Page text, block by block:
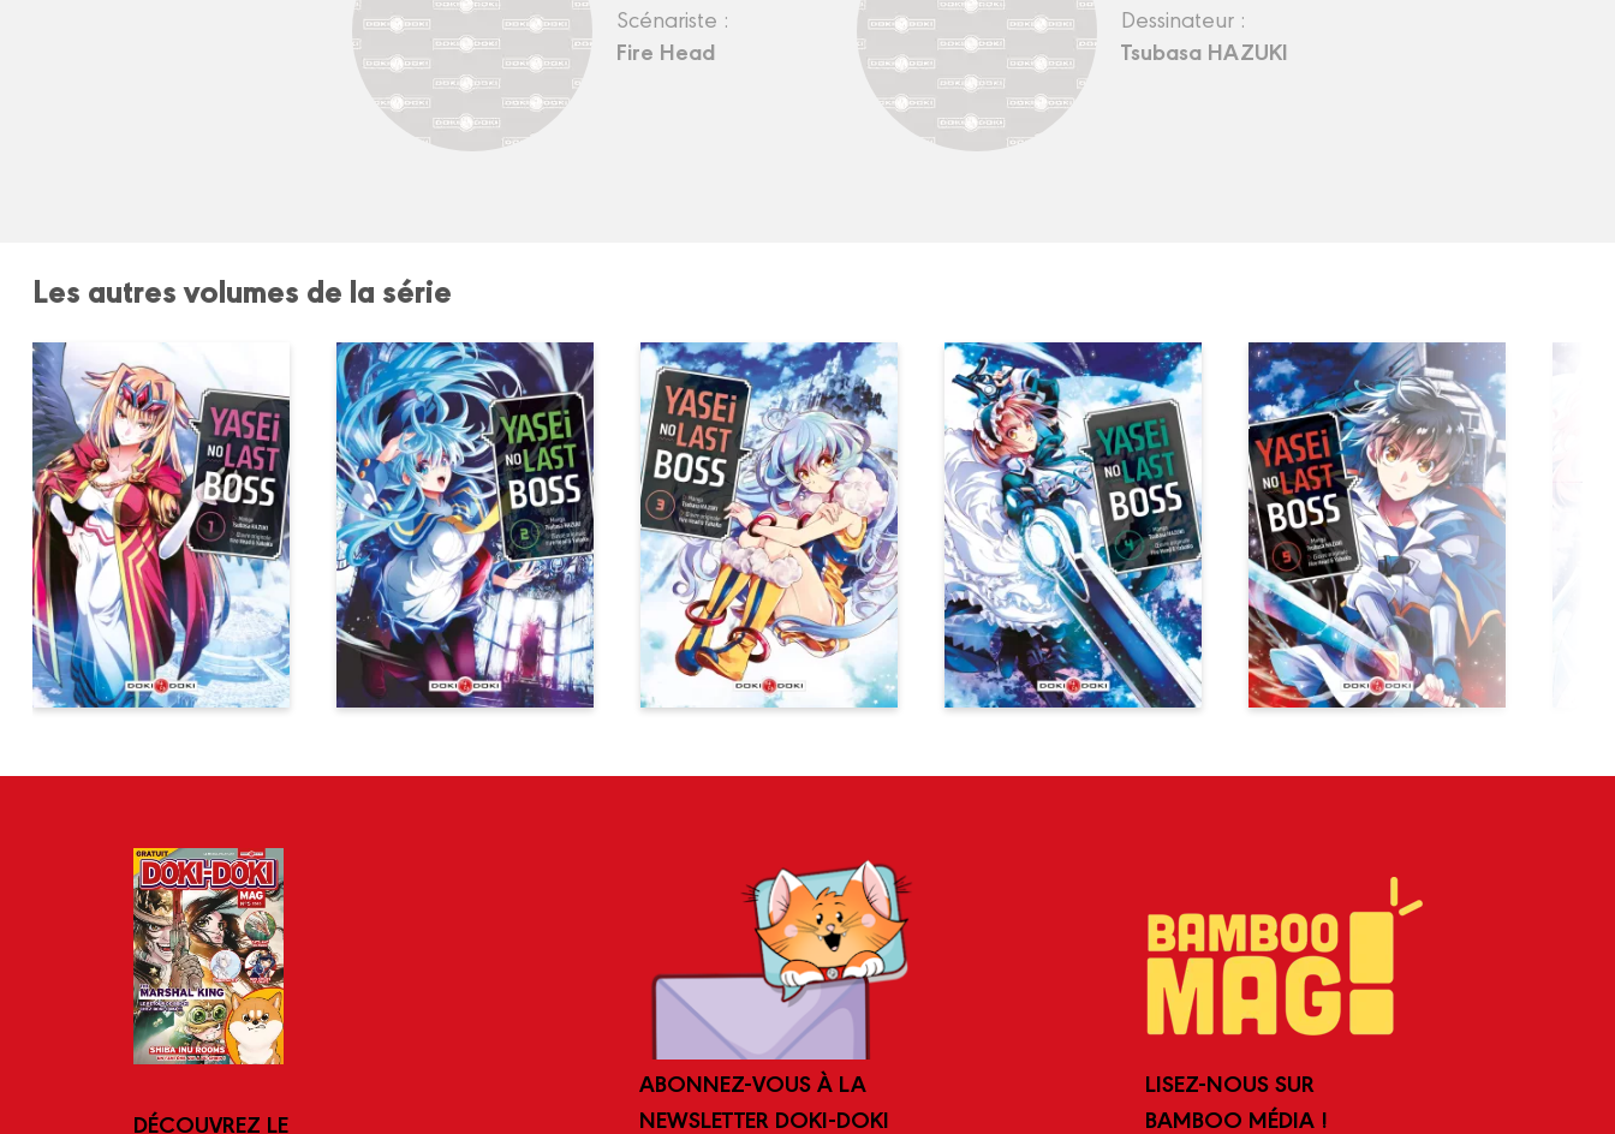
Scénariste :
Fire Head
Dessinateur :
Tsubasa HAZUKI
Les autres volumes de la série
DÉCOUVREZ LE
ABONNEZ-VOUS À LA
NEWSLETTER DOKI-DOKI
LISEZ-NOUS SUR
BAMBOO MÉDIA !